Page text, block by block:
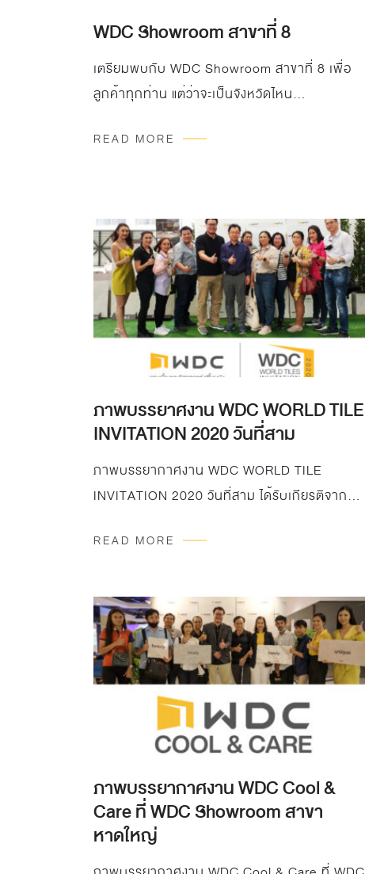
WDC Showroom สาขาที่ 8
เตรียมพบกับ WDC Showroom สาขาที่ 8 เพื่อ
ลูกค้าทุกท่าน แต่ว่าจะเป็นจังหวัดไหน…
READ MORE
ภาพบรรยาศงาน WDC WORLD TILE
INVITATION 2020 วันที่สาม
ภาพบรรยากาศงาน WDC WORLD TILE
INVITATION 2020 วันที่สาม ได้รับเกียรติจาก
READ MORE
ภาพบรรยากาศงาน WDC Cool &
Care ที่ WDC Showroom สาขา
หาดใหญ่